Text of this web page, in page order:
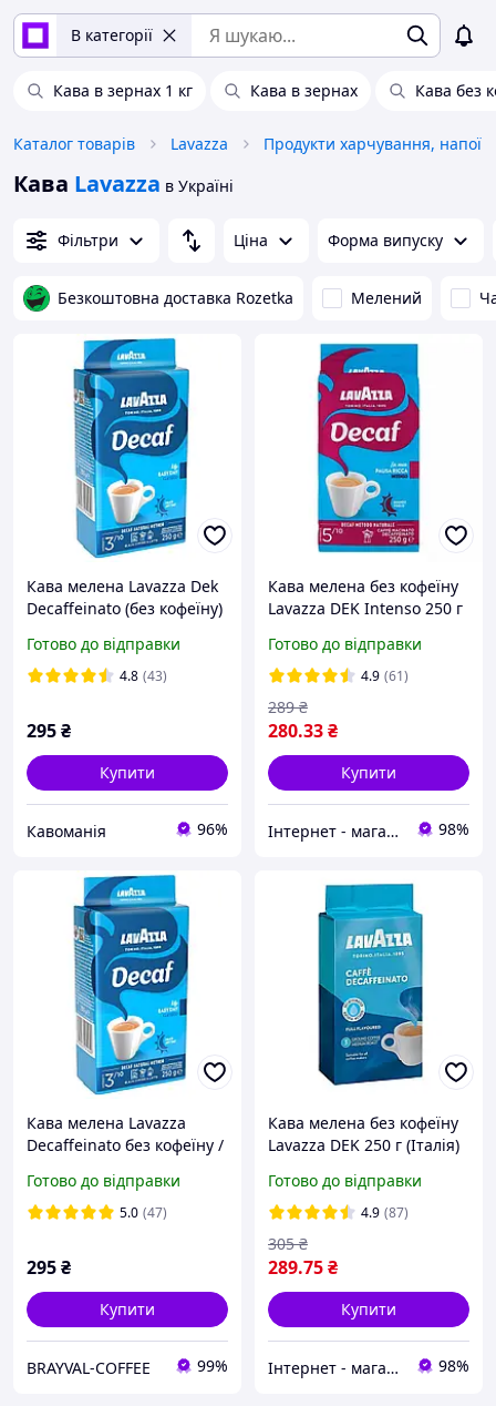
В категорії
Кава в зернах 1 кг Кава в зернах Кава без
Каталог товарів Lavazza Продукти харчування, напої
Кава Lavazza в Україні
Фільтри Ціна Форма випуску
Безкоштовна доставка Rozetka Мелений
Кава мелена Lavazza Dek
Decaffeinato (без кофеїну)
Готово до відправки
4.8 (43)
295₴
Купити
Кавоманія 96%
Кава мелена без кофеїну
Lavazza DEK Intenso 250 г
Готово до відправки
4.9 (61)
280.33₴
289 ₴
Купити
Інтернет - магазин " Chaikoff " 98%
Кава мелена Lavazza
Decaffeinato без кофеїну /
(Італія, оригінал)
Готово до відправки
5.0 (47)
295₴
Купити
BRAYVAL-COFFEE 99%
Кава мелена без кофеїну
Lavazza DEK 250 г (Італія)
Готово до відправки
4.9 (87)
289.75₴
305 ₴
Купити
Інтернет - магазин " Chaikoff " 98%